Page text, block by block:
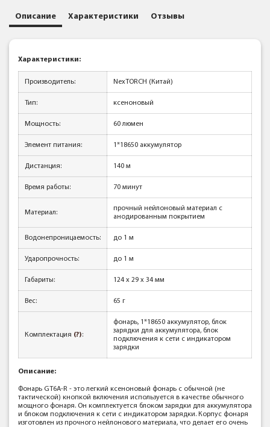
Описание Характеристики Отзывы
Характеристики:
Производитель: NexTORCH (Китай)
Тип: ксеноновый
Мощность: 60 люмен
Элемент питания: 1*18650 аккумулятор
Дистанция: 140 м
Время работы: 70 минут
Материал:
прочный нейлоновый материал с
анодированным покрытием
Водонепроницаемость: до 1 м
Ударопрочность: до 1 м
Габариты: 124 х 29 x 34 мм
Вес: 65 г
Комплектация (?):
фонарь, 1*18650 аккумулятор, блок
зарядки для аккумулятора, блок
подключения к сети с индикатором
зарядки
Описание:
Фонарь GT6A-R - это легкий ксеноновый фонарь с обычной (не
тактической) кнопкой включения используется в качестве обычного
мощного фонаря. Он комплектуется блоком зарядки для аккумулятора
и блоком подключения к сети с индикатором зарядки. Корпус фонаря
изготовлен из прочного нейлонового материала, что делает его очень